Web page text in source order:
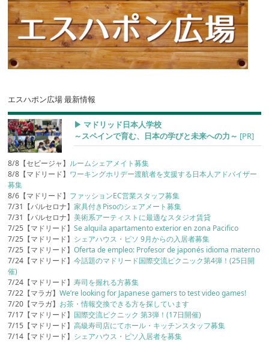
エスハポン広場 最新情報
▶︎ マドリッド日本人学校
～スペインで育む、日本の学びと未来への力～ [PR]
8/8【セビージャ】 ルームシェアメイト募集
8/8【マドリード】 ワーキングホリデー渡航者を支援する日本人アドバイザー
募集
8/6【マドリード】 ファッションEC営業スタッフ募集
7/31【バルセロナ】家具付きPisoのシェアメート募集
7/31【バルセロナ】美術系アーティストに最適なスタジオ賃貸
7/25【マドリード】Se alquila apartamento exterior en zona Pacifico
7/25【マドリード】 シェアハウス・ピソ 9月からの入居者募集
7/25【マドリード】Oferta de empleo: Profesor de japonés idioma materno
7/24【マドリード】今話題のマドリード国際交流ピクニック第4弾！(25日開
催)
7/24【マドリード】寿司を握れる方募集
7/22【マラガ】We’re looking for Japanese gamers to test video games!
7/20【マラガ】 お茶・情報交換できる方を探しています
7/17【マドリード】 国際交流ピクニック 第3弾！(17日開催)
7/15【マドリード】高級寿司店にてホール・キッチンスタッフ募集
7/14【マドリード】 シェアハウス・ピソ入居者を募集